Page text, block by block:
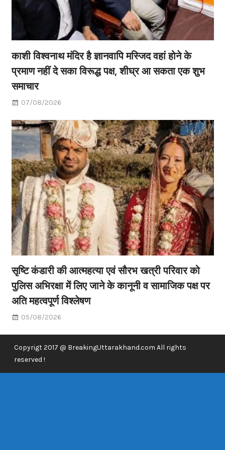
काशी विश्वनाथ मंदिर है ज्ञानवापि मस्जिद वहां होने के
प्रमाण नहीं दे सका विरूद्ध पक्ष, शीघ्र आ सकता एक शुभ
समाचार
07/08/2026
सृष्टि कंडारी की आत्महत्या एवं सौरभ खत्री परिवार को
पुलिस अभिरक्षा में लिए जाने के कानूनी व सामाजिक पक्ष पर
अति महत्वपूर्ण विश्लेषण
05/08/2026
Copyrigt 2017 @ BreakingUttarakhand.com All rights
reserved !